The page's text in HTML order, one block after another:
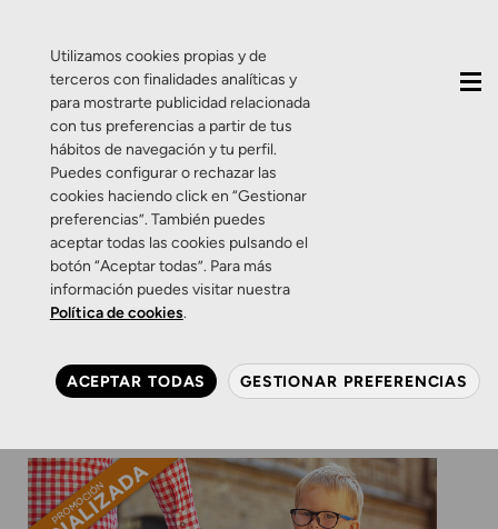
Etiqueta:gafas 2×1
Consejos Promociones Salud Visual
Promoción: La vuelta al cole
31 DE AGOSTO DE 2017
0 COMENTARIOS
Utilizamos cookies propias y de
terceros con finalidades analíticas y
para mostrarte publicidad relacionada
con tus preferencias a partir de tus
hábitos de navegación y tu perfil.
Puedes configurar o rechazar las
cookies haciendo click en “Gestionar
preferencias”. También puedes
aceptar todas las cookies pulsando el
botón “Aceptar todas”. Para más
información puedes visitar nuestra
Política de cookies.
ACEPTAR TODAS GESTIONAR PREFERENCIAS